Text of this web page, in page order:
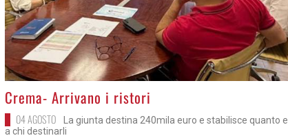
>
Crema- Arrivano i ristori
04 AGOSTO
La giunta destina 240mila euro e stabilisce quanto e
a chi destinarli